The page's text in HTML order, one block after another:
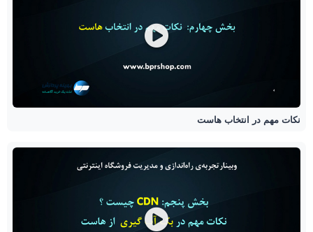
نکات مهم در انتخاب هاست